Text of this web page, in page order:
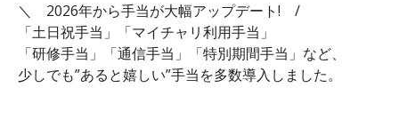
＼ 2026年から手当が大幅アップデート! /
「土日祝手当」「マイチャリ利用手当」
「研修手当」「通信手当」「特別期間手当」など、
少しでも”あると嬉しい”手当を多数導入しました。